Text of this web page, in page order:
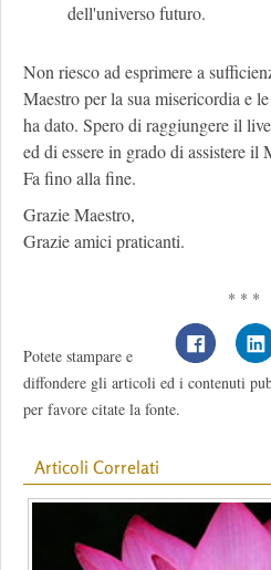
dell'universo futuro.
Non riesco ad esprimere a
Maestro per la sua misericordia e
ha dato. Spero di raggiungere il
ed di essere in grado di assistere
Fa fino alla fine.
Grazie Maestro,
Grazie amici praticanti.
* * *
Potete stampare e
diffondere gli articoli ed i contenuti
per favore citate la fonte.
Articoli Correlati